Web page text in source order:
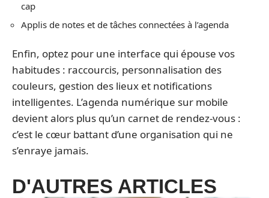
cap
Applis de notes et de tâches connectées à l’agenda
Enfin, optez pour une interface qui épouse vos
habitudes : raccourcis, personnalisation des
couleurs, gestion des lieux et notifications
intelligentes. L’agenda numérique sur mobile
devient alors plus qu’un carnet de rendez-vous :
c’est le cœur battant d’une organisation qui ne
s’enraye jamais.
D'AUTRES ARTICLES